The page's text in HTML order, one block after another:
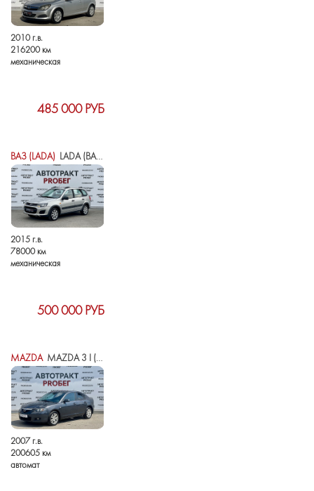
2010 г.в.
216200 км
механическая
485 000 РУБ
ВАЗ (LADA) LADA (ВАЗ) KALINA II
2015 г.в.
78000 км
механическая
500 000 РУБ
MAZDAMAZDA 3 I (BK) РЕСТАЙЛИНГ
2007 г.в.
200605 км
автомат